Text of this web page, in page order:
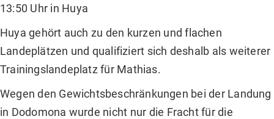
13:50 Uhr in Huya
Huya gehört auch zu den kurzen und flachen
Landeplätzen und qualifiziert sich deshalb als weiterer
Trainingslandeplatz für Mathias.
Wegen den Gewichtsbeschränkungen bei der Landung
in Dodomona wurde nicht nur die Fracht für die